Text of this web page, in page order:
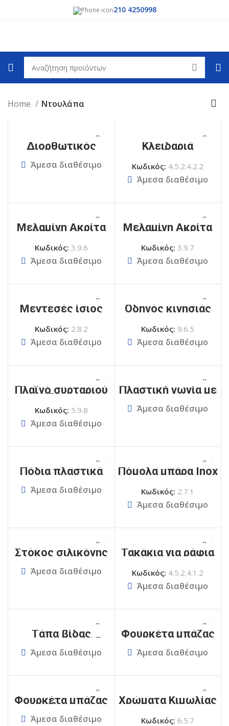
210 4250998
Home Ντουλάπα
Διορθωτικός
μαρκαδόρος
Άμεσα διαθέσιμο
Κλειδαριά
ντουλάπας
Κωδικός: 4.5.2.4.2.2
Άμεσα διαθέσιμο
Μελαμίνη Ακρίτα
253 Κράθις
Κωδικός: 3.9.6
Άμεσα διαθέσιμο
Μελαμίνη Ακρίτα
254 Ενυπέας
Κωδικός:3.9.7
Άμεσα διαθέσιμο
Μεντεσές ίσιος
Κωδικός: 2.8.2
Άμεσα διαθέσιμο
Οδηγός κινησιάς
Κωδικός: 9.6.5
Άμεσα διαθέσιμο
Πλαϊνό συρταριού
150mm
Κωδικός: 5.9.8
Άμεσα διαθέσιμο
Πλαστική γωνία με
καπάκι
Άμεσα διαθέσιμο
Πόδια πλαστικά
Άμεσα διαθέσιμο
Πόμολα μπάρα Inox
Κωδικός: 2.7.1
Άμεσα διαθέσιμο
Στόκος σιλικόνης
Άμεσα διαθέσιμο
Τακάκια για ράφια
Κωδικός: 4.5.2.4.1.2
Άμεσα διαθέσιμο
Τάπα βίδας
στρογγυλή Φ15
Άμεσα διαθέσιμο
Φουρκέτα μπάζας
Άμεσα διαθέσιμο
Φουρκέτα μπάζας
ξύλου
Άμεσα διαθέσιμο
Χρώματα Κιμωλίας
Κωδικός: 6.5.7